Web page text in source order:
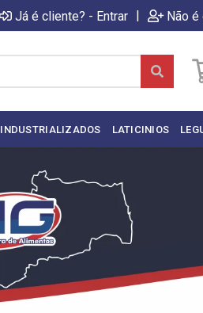
Já é cliente? - Entrar | Não é
INDUSTRIALIZADOS LATICINIOS